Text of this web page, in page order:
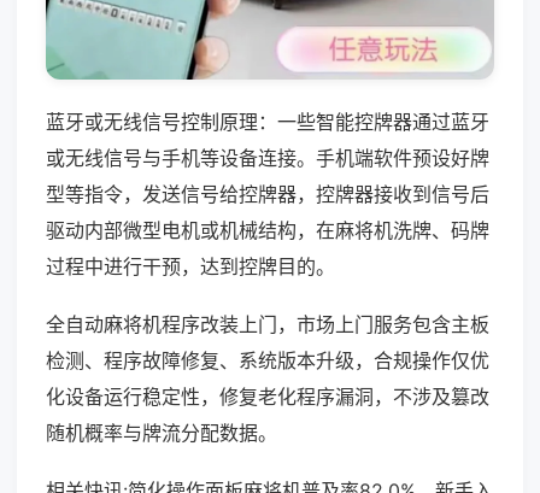
蓝牙或无线信号控制原理：一些智能控牌器通过蓝牙
或无线信号与手机等设备连接。手机端软件预设好牌
型等指令，发送信号给控牌器，控牌器接收到信号后
驱动内部微型电机或机械结构，在麻将机洗牌、码牌
过程中进行干预，达到控牌目的。
全自动麻将机程序改装上门，市场上门服务包含主板
检测、程序故障修复、系统版本升级，合规操作仅优
化设备运行稳定性，修复老化程序漏洞，不涉及篡改
随机概率与牌流分配数据。